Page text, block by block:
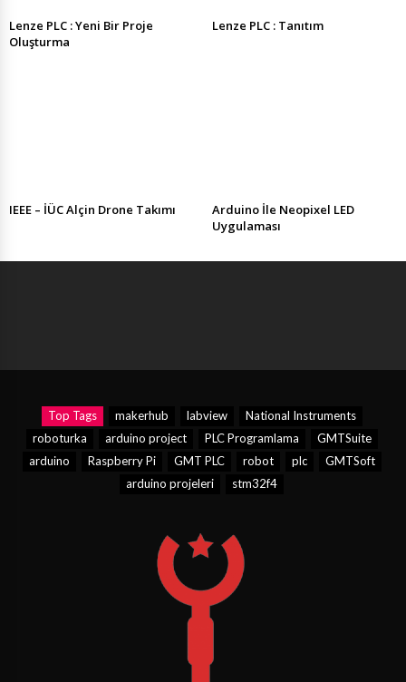
Lenze PLC : Yeni Bir Proje
Oluşturma
Lenze PLC : Tanıtım
IEEE – İÜC Alçin Drone Takımı
Arduino İle Neopixel LED
Uygulaması
Top Tags makerhub labview
National Instruments
roboturka
arduino project PLC Programlama
GMTSuite
arduino
Raspberry Pi GMT PLC robot plc
GMTSoft
arduino projeleri
stm32f4